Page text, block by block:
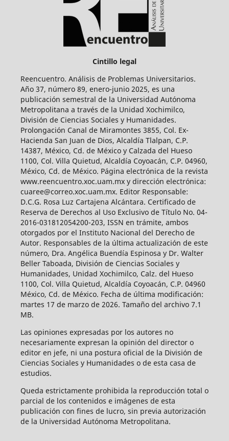
Cintillo legal
Reencuentro. Análisis de Problemas Universitarios.
Año 37, número 89, enero-junio 2025, es una
publicación semestral de la Universidad Autónoma
Metropolitana a través de la Unidad Xochimilco,
División de Ciencias Sociales y Humanidades.
Prolongación Canal de Miramontes 3855, Col. Ex-
Hacienda San Juan de Dios, Alcaldía Tlalpan, C.P.
14387, México, Cd. de México y Calzada del Hueso
1100, Col. Villa Quietud, Alcaldía Coyoacán, C.P. 04960,
México, Cd. de México. Página electrónica de la revista
www.reencuentro.xoc.uam.mx y dirección electrónica:
cuaree@correo.xoc.uam.mx. Editor Responsable:
D.C.G. Rosa Luz Cartajena Alcántara. Certificado de
Reserva de Derechos al Uso Exclusivo de Título No. 04-
2016-031812054200-203, ISSN en trámite, ambos
otorgados por el Instituto Nacional del Derecho de
Autor. Responsables de la última actualización de este
número, Dra. Angélica Buendía Espinosa y Dr. Walter
Beller Taboada, División de Ciencias Sociales y
Humanidades, Unidad Xochimilco, Calz. del Hueso
1100, Col. Villa Quietud, Alcaldía Coyoacán, C.P. 04960
México, Cd. de México. Fecha de última modificación:
martes 17 de marzo de 2026. Tamaño del archivo 7.1
MB.
Las opiniones expresadas por los autores no
necesariamente expresan la opinión del director o
editor en jefe, ni una postura oficial de la División de
Ciencias Sociales y Humanidades o de esta casa de
estudios.
Queda estrictamente prohibida la reproducción total o
parcial de los contenidos e imágenes de esta
publicación con fines de lucro, sin previa autorización
de la Universidad Autónoma Metropolitana.